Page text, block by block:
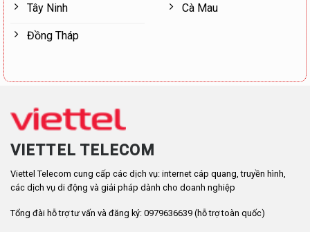
Tây Ninh
Đồng Tháp
Cà Mau
VIETTEL TELECOM
Viettel Telecom cung cấp các dịch vụ: internet cáp quang, truyền hình,
các dịch vụ di động và giải pháp dành cho doanh nghiệp
Tổng đài hỗ trợ tư vấn và đăng ký: 0979636639 (hỗ trợ toàn quốc)